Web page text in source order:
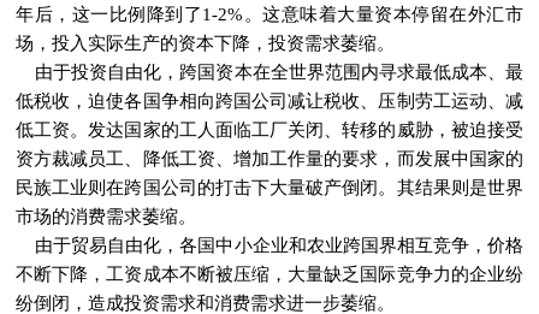
年后，这一比例降到了1-2%。这意味着大量资本停留在外汇市
场，投入实际生产的资本下降，投资需求萎缩。
由于投资自由化，跨国资本在全世界范围内寻求最低成本、最
低税收，迫使各国争相向跨国公司减让税收、压制劳工运动、减
低工资。发达国家的工人面临工厂关闭、转移的威胁，被迫接受
资方裁减员工、降低工资、增加工作量的要求，而发展中国家的
民族工业则在跨国公司的打击下大量破产倒闭。其结果则是世界
市场的消费需求萎缩。
由于贸易自由化，各国中小企业和农业跨国界相互竞争，价格
不断下降，工资成本不断被压缩，大量缺乏国际竞争力的企业纷
纷倒闭，造成投资需求和消费需求进一步萎缩。